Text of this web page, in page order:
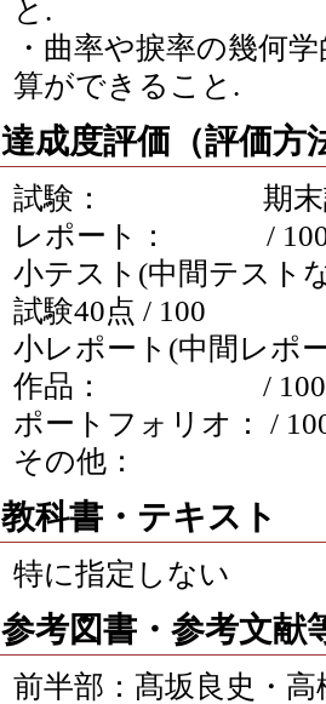
と.
・曲率や捩率の幾何
算ができること.
達成度評価（評価方
試験： 期末試
レポート： /
小テスト(中間テスト
試験40点 / 100
小レポート(中間レポ
作品： / 100
ポートフォリオ： /
その他：
教科書・テキスト
特に指定しない
参考図書・参考文献
前半部：髙坂良史・